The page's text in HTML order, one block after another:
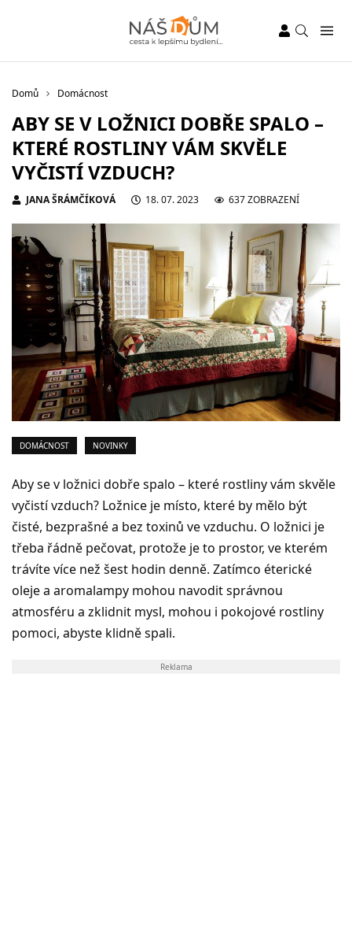
Domů Domácnost
ABY SE V LOŽNICI DOBŘE SPALO –
KTERÉ ROSTLINY VÁM SKVĚLE
VYČISTÍ VZDUCH?
JANA ŠRÁMČÍKOVÁ 18. 07. 2023 637 ZOBRAZENÍ
DOMÁCNOST NOVINKY
Aby se v ložnici dobře spalo – které rostliny vám skvěle
vyčistí vzduch? Ložnice je místo, které by mělo být
čisté, bezprašné a bez toxinů ve vzduchu. O ložnici je
třeba řádně pečovat, protože je to prostor, ve kterém
trávíte více než šest hodin denně. Zatímco éterické
oleje a aromalampy mohou navodit správnou
atmosféru a zklidnit mysl, mohou i pokojové rostliny
pomoci, abyste klidně spali.
Reklama